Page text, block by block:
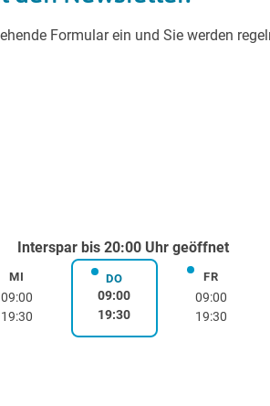
Interspar bis 20:00 Uhr geöffnet
MIMittwoch
09:00
19:30
DODonnerstag
09:00
19:30
FRFreitag
09:00
19:30